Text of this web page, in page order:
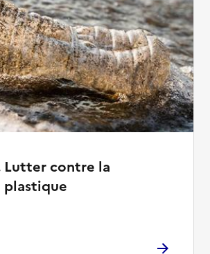
Lutter contre la